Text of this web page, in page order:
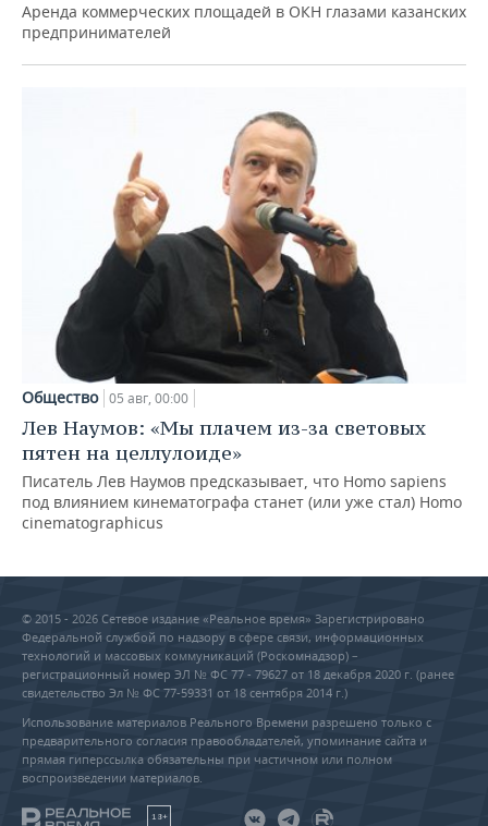
Аренда коммерческих площадей в ОКН глазами казанских
предпринимателей
Общество 05 авг, 00:00
Лев Наумов: «Мы плачем из-за световых
пятен на целлулоиде»
Писатель Лев Наумов предсказывает, что Homo sapiens
под влиянием кинематографа станет (или уже стал) Homo
cinematographicus
© 2015 - 2026 Сетевое издание «Реальное время» Зарегистрировано
Федеральной службой по надзору в сфере связи, информационных
технологий и массовых коммуникаций (Роскомнадзор) –
регистрационный номер ЭЛ № ФС 77 - 79627 от 18 декабря 2020 г. (ранее
свидетельство Эл № ФС 77-59331 от 18 сентября 2014 г.)
Использование материалов Реального Времени разрешено только с
предварительного согласия правообладателей, упоминание сайта и
прямая гиперссылка обязательны при частичном или полном
воспроизведении материалов.
18+